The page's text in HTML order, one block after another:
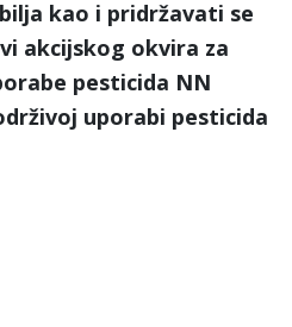
kao i pridržavati se
akcijskog okvira za
pesticida NN
uporabi pesticida
14.